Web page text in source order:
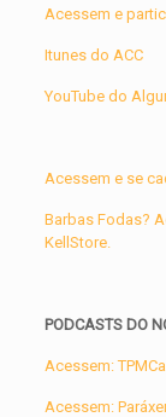
Acessem e
Itunes do ACC
YouTube do
Acessem e se
Barbas Fodas?
KellStore.
PODCASTS DO
Acessem:
Acessem: